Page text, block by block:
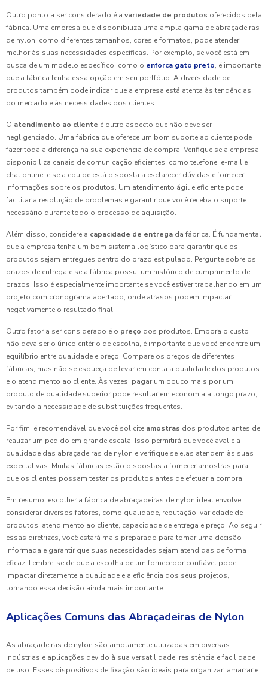
Outro ponto a ser considerado é a variedade de produtos oferecidos pela
fábrica. Uma empresa que disponibiliza uma ampla gama de abraçadeiras
de nylon, como diferentes tamanhos, cores e formatos, pode atender
melhor às suas necessidades específicas. Por exemplo, se você está em
busca de um modelo específico, como o enforca gato preto, é importante
que a fábrica tenha essa opção em seu portfólio. A diversidade de
produtos também pode indicar que a empresa está atenta às tendências
do mercado e às necessidades dos clientes.
O atendimento ao cliente é outro aspecto que não deve ser
negligenciado. Uma fábrica que oferece um bom suporte ao cliente pode
fazer toda a diferença na sua experiência de compra. Verifique se a empresa
disponibiliza canais de comunicação eficientes, como telefone, e-mail e
chat online, e se a equipe está disposta a esclarecer dúvidas e fornecer
informações sobre os produtos. Um atendimento ágil e eficiente pode
facilitar a resolução de problemas e garantir que você receba o suporte
necessário durante todo o processo de aquisição.
Além disso, considere a capacidade de entrega da fábrica. É fundamental
que a empresa tenha um bom sistema logístico para garantir que os
produtos sejam entregues dentro do prazo estipulado. Pergunte sobre os
prazos de entrega e se a fábrica possui um histórico de cumprimento de
prazos. Isso é especialmente importante se você estiver trabalhando em um
projeto com cronograma apertado, onde atrasos podem impactar
negativamente o resultado final.
Outro fator a ser considerado é o preço dos produtos. Embora o custo
não deva ser o único critério de escolha, é importante que você encontre um
equilíbrio entre qualidade e preço. Compare os preços de diferentes
fábricas, mas não se esqueça de levar em conta a qualidade dos produtos
e o atendimento ao cliente. Às vezes, pagar um pouco mais por um
produto de qualidade superior pode resultar em economia a longo prazo,
evitando a necessidade de substituições frequentes.
Por fim, é recomendável que você solicite amostras dos produtos antes de
realizar um pedido em grande escala. Isso permitirá que você avalie a
qualidade das abraçadeiras de nylon e verifique se elas atendem às suas
expectativas. Muitas fábricas estão dispostas a fornecer amostras para
que os clientes possam testar os produtos antes de efetuar a compra.
Em resumo, escolher a fábrica de abraçadeiras de nylon ideal envolve
considerar diversos fatores, como qualidade, reputação, variedade de
produtos, atendimento ao cliente, capacidade de entrega e preço. Ao seguir
essas diretrizes, você estará mais preparado para tomar uma decisão
informada e garantir que suas necessidades sejam atendidas de forma
eficaz. Lembre-se de que a escolha de um fornecedor confiável pode
impactar diretamente a qualidade e a eficiência dos seus projetos,
tornando essa decisão ainda mais importante.
Aplicações Comuns das Abraçadeiras de Nylon
As abraçadeiras de nylon são amplamente utilizadas em diversas
indústrias e aplicações devido à sua versatilidade, resistência e facilidade
de uso. Esses dispositivos de fixação são ideais para organizar, amarrar e